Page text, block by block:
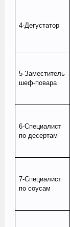
4-Дегустатор
5-Заместитель
шеф-повара
6-Специалист
по десертам
7-Специалист
по соусам